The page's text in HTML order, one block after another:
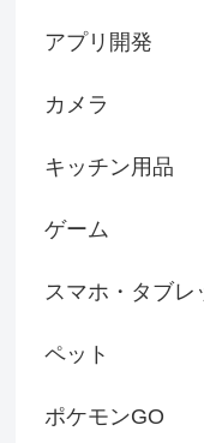
アプリ開発
カメラ
キッチン用品
ゲーム
スマホ・タブレ
ペット
ポケモンGO